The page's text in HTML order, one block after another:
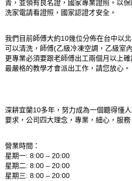
青，並領有良名證，國家專業證照。以
洗家電請看證照，國家認證才安全。
我們目前師傅大約10幾位分佈在台中以
可以清洗，師傅(乙級冷凍空調，乙級室
更專業必須要跟老師傅出工兩個月以上
最嚴格的教學才會派出工作，請您放心。
深耕宜蘭10多年，努力成為一個聽得懂
要求，公司四大理念，專業，細心，服
營業時間：
星期一: 8:00 – 20:00
星期二: 8:00 – 20:00
星期三: 8:00 – 20:00